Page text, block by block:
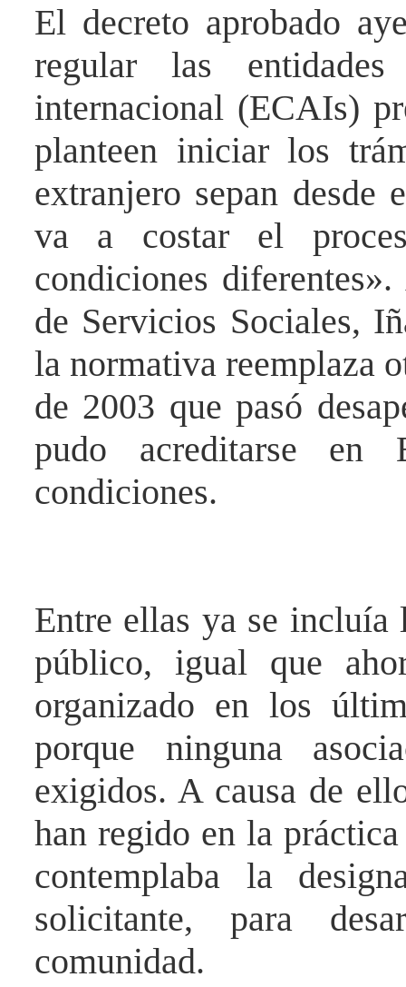
El decreto aprobado
regular las entidades
internacional (ECAIs)
planteen iniciar los
extranjero sepan desde
va a costar el
condiciones
de Servicios Sociales,
la normativa reemplaza
de 2003 que pasó
pudo acreditarse en
condiciones.
Entre ellas ya se incluía
público, igual que
organizado en los
porque ninguna
exigidos. A causa de
han regido en la
contemplaba la
solicitante, para
comunidad.